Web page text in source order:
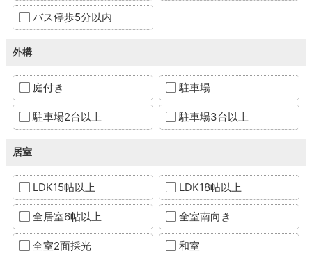
バス停歩5分以内
外構
庭付き 駐車場
駐車場2台以上 駐車場3台以上
居室
LDK15帖以上 LDK18帖以上
全居室6帖以上 全室南向き
全室2面採光 和室